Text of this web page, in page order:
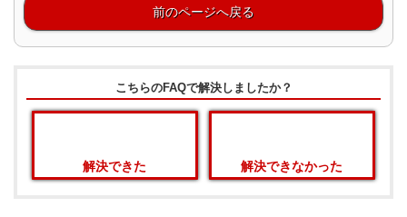
前のページへ戻る
こちらのFAQで解決しましたか？
解決できた 解決できなかった